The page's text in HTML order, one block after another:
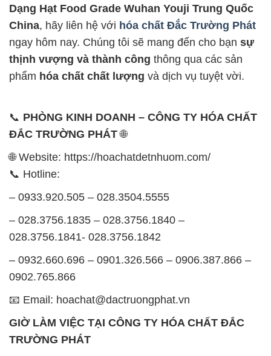
Dạng Hạt Food Grade Wuhan Youji Trung Quốc
China, hãy liên hệ với hóa chất Đắc Trường Phát
ngay hôm nay. Chúng tôi sẽ mang đến cho bạn sự
thịnh vượng và thành công thông qua các sản
phẩm hóa chất chất lượng và dịch vụ tuyệt vời.
📞 PHÒNG KINH DOANH – CÔNG TY HÓA CHẤT
ĐẮC TRƯỜNG PHÁT🌐
🌐 Website: https://hoachatdetnhuom.com/
📞 Hotline:
– 0933.920.505 – 028.3504.5555
– 028.3756.1835 – 028.3756.1840 –
028.3756.1841- 028.3756.1842
– 0932.660.696 – 0901.326.566 – 0906.387.866 –
0902.765.866
📧 Email: hoachat@dactruongphat.vn
GIỜ LÀM VIỆC TẠI CÔNG TY HÓA CHẤT ĐẮC
TRƯỜNG PHÁT